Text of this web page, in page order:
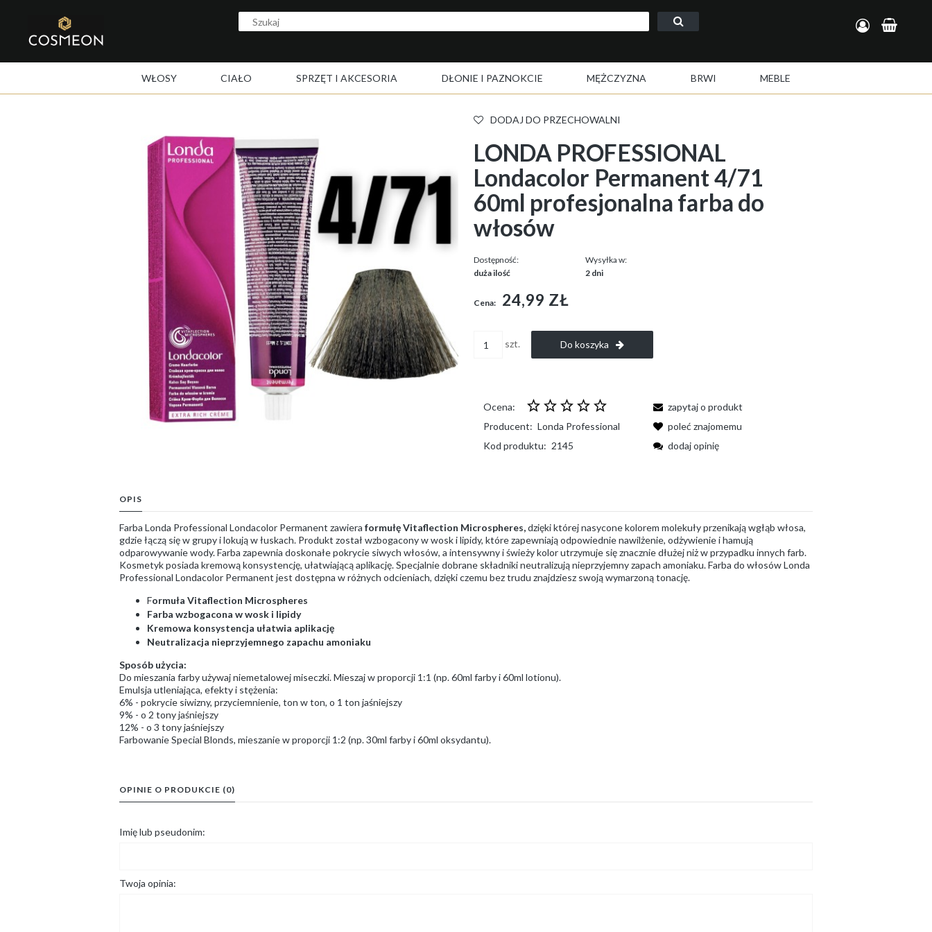
WŁOSY CIAŁO SPRZĘT I AKCESORIA DŁONIE I PAZNOKCIE MĘŻCZYZNA BRWI MEBLE
DODAJ DO PRZECHOWALNI
LONDA PROFESSIONAL
Londacolor Permanent 4/71
60ml profesjonalna farba do
włosów
Dostępność:
duża ilość
Wysyłka w:
2 dni
Cena: 24,99 ZŁ
szt. Do koszyka
Ocena:
Producent: Londa Professional
Kod produktu: 2145
zapytaj o produkt
poleć znajomemu
dodaj opinię
OPIS
Farba Londa Professional Londacolor Permanent zawiera formułę Vitaflection Microspheres,dzięki której nasycone kolorem molekuły przenikają wgłąb włosa,
gdzie łączą się w grupy i lokują w łuskach. Produkt został wzbogacony w wosk i lipidy, które zapewniają odpowiednie nawilżenie, odżywienie i hamują
odparowywanie wody. Farba zapewnia doskonałe pokrycie siwych włosów, a intensywny i świeży kolor utrzymuje się znacznie dłużej niż w przypadku innych farb.
Kosmetyk posiada kremową konsystencję, ułatwiającą aplikację. Specjalnie dobrane składniki neutralizują nieprzyjemny zapach amoniaku. Farba do włosów Londa
Professional Londacolor Permanent jest dostępna w różnych odcieniach, dzięki czemu bez trudu znajdziesz swoją wymarzoną tonację.
Formuła Vitaflection Microspheres
Farba wzbogacona w wosk i lipidy
Kremowa konsystencja ułatwia aplikację
Neutralizacja nieprzyjemnego zapachu amoniaku
Sposób użycia:
Do mieszania farby używaj niemetalowej miseczki. Mieszaj w proporcji 1:1 (np. 60ml farby i 60ml lotionu).
Emulsja utleniająca, efekty i stężenia:
6% - pokrycie siwizny, przyciemnienie, ton w ton, o 1 ton jaśniejszy
9% - o 2 tony jaśniejszy
12% - o 3 tony jaśniejszy
Farbowanie Special Blonds, mieszanie w proporcji 1:2 (np. 30ml farby i 60ml oksydantu).
OPINIE O PRODUKCIE (0)
Imię lub pseudonim:
Twoja opinia: